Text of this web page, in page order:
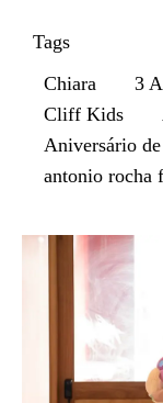
Tags
Chiara
3
Cliff Kids
Aniversário
antonio rocha